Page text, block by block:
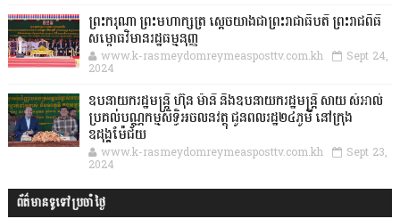
ព្រះករុណា ព្រះមហាក្សត្រ ស្តេចយាងជាព្រះរាជាធិបតី ព្រះរាជពិធី
សម្ពោធវិមានរដ្ឋធម្មនុញ្ញ
www.k-rasmeydomreymeasposttv.com.kh Sept 24,
2024
ឧបនាយករដ្ឋមន្ដ្រី ហ៊ុន ម៉ានី និងឧបនាយករដ្ឋមន្ដ្រី សាយ សំអាល់
ប្រគល់បណ្ណកម្មសិទ្ធិអចលនវត្ថុ ជូនពលរដ្ឋ២៤ភូមិ នៅក្រុង
ឧដុង្គម៉ែជ័យ
www.k-rasmeydomreymeasposttv.com.kh Sept 23,
2024
ព័ត៌មានទូទៅប្រចាំថ្ងៃ